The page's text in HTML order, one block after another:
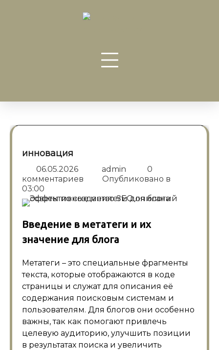
инновация
06.05.2026 admin
0
комментариев
Опубликовано в
03:00
Введение в метатеги и их
значение для блога
Метатеги – это специальные фрагменты
текста, которые отображаются в коде
страницы и служат для описания её
содержания поисковым системам и
пользователям. Для блогов они особенно
важны, так как помогают привлечь
целевую аудиторию, улучшить позиции
в результатах поиска и увеличить